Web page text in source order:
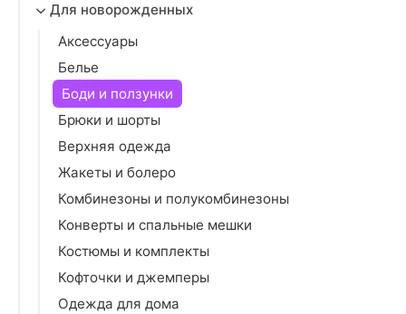
Для новорожденных
Аксессуары
Белье
Боди и ползунки
Брюки и шорты
Верхняя одежда
Жакеты и болеро
Комбинезоны и полукомбинезоны
Конверты и спальные мешки
Костюмы и комплекты
Кофточки и джемперы
Одежда для дома